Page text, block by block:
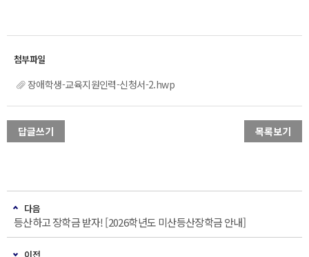
장애학생-교육지원인력-신청서-2.hwp
답글쓰기 목록보기
다음
등산하고 장학금 받자! [2026학년도 미산등산장학금 안내]